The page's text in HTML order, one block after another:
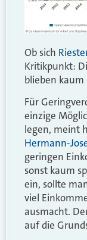
Ob sich
Kritikpunkt:
blieben kaum
Für
einzige
legen, meint
Hermann-
geringen
sonst kaum
ein, sollte
viel
ausmacht.
auf die